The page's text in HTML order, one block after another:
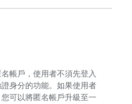
帳戶，使用者不須先登入
身分的功能。如果使用者
可以將匿名帳戶升級至一